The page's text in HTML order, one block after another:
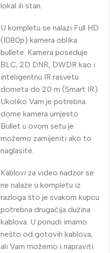
lokal ili stan.
U kompletu se nalazi Full HD
(1080p) kamera oblika
bullete. Kamera poseduje
BLC, 2D DNR, DWDR kao i
inteligentnu IR rasvetu
dometa do 20 m (Smart IR).
Ukoliko Vam je potrebna
dome kamera umjesto
Bullet u ovom setu je
možemo zamijeniti ako to
naglasite.
Kablovi za video nadzor se
ne nalaze u kompletu iz
razloga što je svakom kupcu
potrebna drugačija dužina
kablova. U ponudi imamo
nešto od gotovih kablova,
ali Vam možemo i napraviti